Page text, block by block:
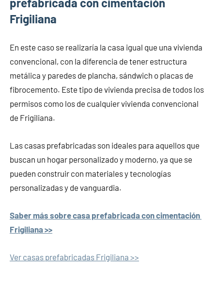
prefabricada con cimentación
Frigiliana
En este caso se realizaría la casa igual que una vivienda
convencional, con la diferencia de tener estructura
metálica y paredes de plancha, sándwich o placas de
fibrocemento. Este tipo de vivienda precisa de todos los
permisos como los de cualquier vivienda convencional
de Frigiliana.
Las casas prefabricadas son ideales para aquellos que
buscan un hogar personalizado y moderno, ya que se
pueden construir con materiales y tecnologías
personalizadas y de vanguardia.
Saber más sobre casa prefabricada con cimentación
Frigiliana >>
Ver casas prefabricadas Frigiliana >>